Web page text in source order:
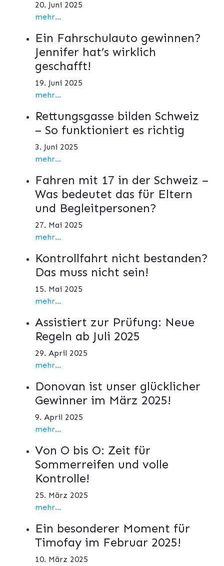
20. Juni 2025
mehr...
Ein Fahrschulauto gewinnen?
Jennifer hat’s wirklich
geschafft!
19. Juni 2025
mehr...
Rettungsgasse bilden Schweiz
– So funktioniert es richtig
3. Juni 2025
mehr...
Fahren mit 17 in der Schweiz –
Was bedeutet das für Eltern
und Begleitpersonen?
27. Mai 2025
mehr...
Kontrollfahrt nicht bestanden?
Das muss nicht sein!
15. Mai 2025
mehr...
Assistiert zur Prüfung: Neue
Regeln ab Juli 2025
29. April 2025
mehr...
Donovan ist unser glücklicher
Gewinner im März 2025!
9. April 2025
mehr...
Von O bis O: Zeit für
Sommerreifen und volle
Kontrolle!
25. März 2025
mehr...
Ein besonderer Moment für
Timofay im Februar 2025!
10. März 2025